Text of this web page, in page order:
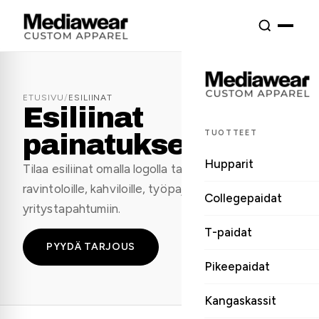
TUOTTEET
Hupparit
Collegepaidat
T-paidat
Pikeepaidat
Kangaskassit
ETUSIVU / ESILIINAT
Esiliinat
painatuksella
Tilaa esiliinat omalla logolla tai brodeerauksella
ravintoloille, kahviloille, työpajoihin ja
yritystapahtumiin.
PYYDÄ TARJOUS